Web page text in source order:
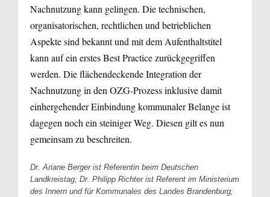
Nachnutzung kann gelingen. Die technischen,
organisatorischen, rechtlichen und betrieblichen
Aspekte sind bekannt und mit dem Aufenthaltstitel
kann auf ein erstes Best Practice zurückgegriffen
werden. Die flächendeckende Integration der
Nachnutzung in den OZG-Prozess inklusive damit
einhergehender Einbindung kommunaler Belange ist
dagegen noch ein steiniger Weg. Diesen gilt es nun
gemeinsam zu beschreiten.
Dr. Ariane Berger ist Referentin beim Deutschen
Landkreistag; Dr. Philipp Richter ist Referent im Ministerium
des Innern und für Kommunales des Landes Brandenburg;